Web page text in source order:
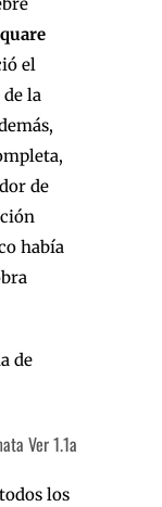
el
la
de
había
de
los